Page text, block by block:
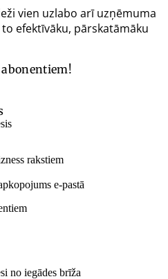
vien uzlabo arī uzņēmuma
efektīvāku, pārskatāmāku
rakstiem
e-pastā
no iegādes brīža